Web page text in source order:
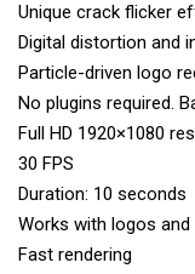
Unique crack flicker
Digital distortion and
Particle-driven logo
No plugins required.
Full HD 1920×1080
30 FPS
Duration: 10 seconds
Works with logos and
Fast rendering